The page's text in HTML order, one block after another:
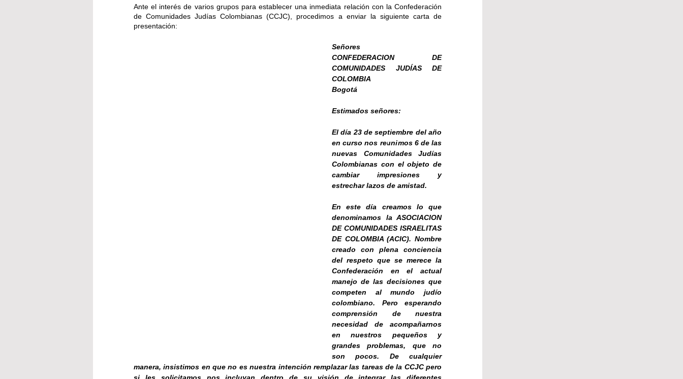
Ante el interés de varios grupos para establecer una inmediata relación con la Confederación
de Comunidades Judías Colombianas (CCJC), procedimos a enviar la siguiente carta de
presentación:
Señores
CONFEDERACION DE
COMUNIDADES JUDÍAS DE
COLOMBIA
Bogotá
Estimados señores:
El día 23 de septiembre del año
en curso nos reunimos 6 de las
nuevas Comunidades Judías
Colombianas con el objeto de
cambiar impresiones y
estrechar lazos de amistad.
En este día creamos lo que
denominamos la ASOCIACION
DE COMUNIDADES ISRAELITAS
DE COLOMBIA (ACIC). Nombre
creado con plena conciencia
del respeto que se merece la
Confederación en el actual
manejo de las decisiones que
competen al mundo judío
colombiano. Pero esperando
comprensión de nuestra
necesidad de acompañarnos
en nuestros pequeños y
grandes problemas, que no
son pocos. De cualquier
manera, insistimos en que no es nuestra intención remplazar las tareas de la CCJC pero